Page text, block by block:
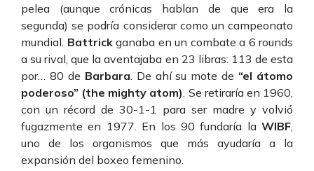
pelea (aunque crónicas hablan de que era la
segunda) se podría considerar como un campeonato
mundial. Battrickganaba en un combate a 6 rounds
a su rival, que la aventajaba en 23 libras: 113 de esta
por… 80 de Barbara . De ahí su mote de “el átomo
poderoso” (the mighty atom) . Se retiraría en 1960,
con un récord de 30-1-1 para ser madre y volvió
fugazmente en 1977. En los 90 fundaría la WIBF
uno de los organismos que más ayudaría a la
expansión del boxeo femenino.